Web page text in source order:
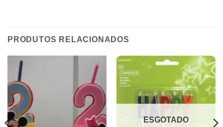
PRODUTOS RELACIONADOS
ESGOTADO